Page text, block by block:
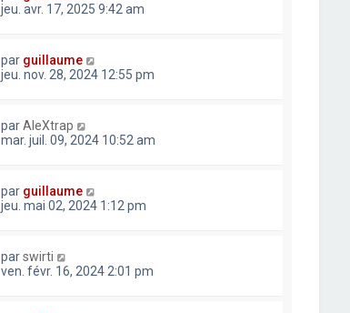
jeu. avr. 17, 2025 9:42 am
par guillaume
jeu. nov. 28, 2024 12:55 pm
parAleXtrap
mar. juil. 09, 2024 10:52 am
par guillaume
jeu. mai 02, 2024 1:12 pm
parswirti
ven. févr. 16, 2024 2:01 pm